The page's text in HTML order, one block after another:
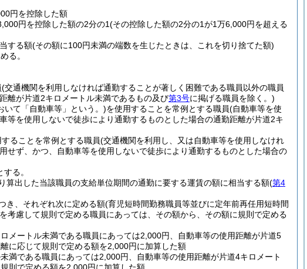
円を控除した額
円を控除した額の2分の1(その控除した額の2分の1が1万6,000円を超える
する額(その額に100円未満の端数を生じたときは、これを切り捨てた額)
る。
(交通機関を利用しなければ通勤することが著しく困難である職員以外の職員
離が片道2キロメートル未満であるもの及び第3号に掲げる職員を除く。)
いて「自動車等」という。)を使用することを常例とする職員(自動車等を使
を使用しないで徒歩により通勤するものとした場合の通勤距離が片道2キ
ることを常例とする職員(交通機関を利用し、又は自動車等を使用しなけれ
ず、かつ、自動車等を使用しないで徒歩により通勤するものとした場合の
る。
出した当該職員の支給単位期間の通勤に要する運賃の額に相当する額(第4
き、それぞれ次に定める額(育児短時間勤務職員等並びに定年前再任用短時間
慮して規則で定める職員にあっては、その額から、その額に規則で定める
ートル未満である職員にあっては2,000円、自動車等の使用距離が片道5
に応じて規則で定める額を2,000円に加算した額
である職員にあっては2,000円、自動車等の使用距離が片道4キロメート